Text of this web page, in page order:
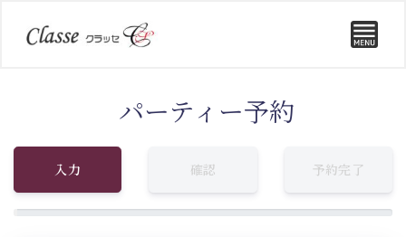
パーティー予約
入力 確認 予約完了